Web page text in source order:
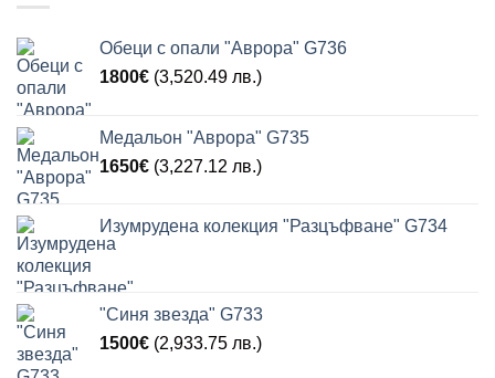
Обеци с опали "Аврора" G736
1800€ (3,520.49 лв.)
Медальон "Аврора" G735
1650€ (3,227.12 лв.)
Изумрудена колекция "Разцъфване" G734
"Синя звезда" G733
1500€ (2,933.75 лв.)